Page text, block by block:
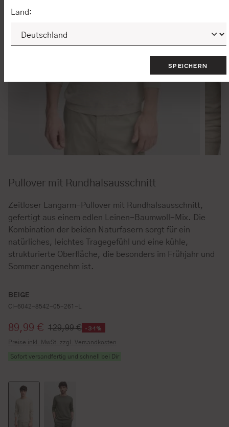
Pullover mit Rundhalsausschnitt
Zeitloser Langarm-Pullover mit Rundhalsausschnitt,
gefertigt aus einem edlen Leinen-Baumwoll-Mix. Die
Kombination der beiden Naturfasern sorgt für ein
natürliches, leichtes Tragegefühl und eine kühle,
strukturierte Oberfläche, die besonders im Frühjahr und
Sommer angenehm ist.
BEIGE
CI-6042-8542-05-261-L
Verkaufspreis:
89,99 € 129,99 € -31%
Preise inkl. MwSt. zzgl. Versandkosten
Sofort versandfertig und schnell bei Dir
Land:
SPEICHERN